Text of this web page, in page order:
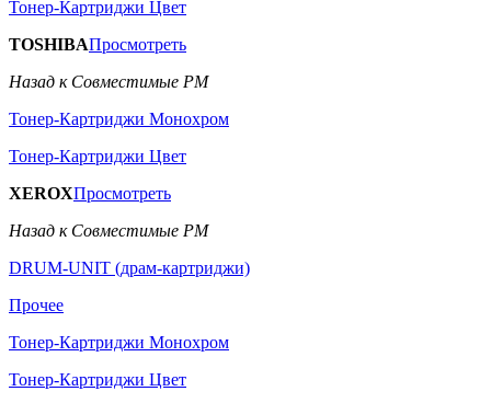
Тонер-Картриджи Цвет
TOSHIBAПросмотреть
Назад к Совместимые РМ
Тонер-Картриджи Монохром
Тонер-Картриджи Цвет
XEROXПросмотреть
Назад к Совместимые РМ
DRUM-UNIT (драм-картриджи)
Прочее
Тонер-Картриджи Монохром
Тонер-Картриджи Цвет